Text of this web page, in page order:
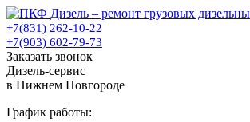
+7(831) 262-10-22
+7(903) 602-79-73
Заказать звонок
Дизель-сервис
в Нижнем Новгороде
График работы: